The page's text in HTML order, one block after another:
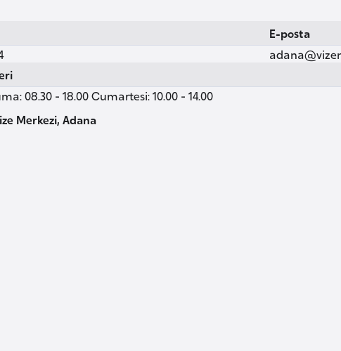
E-posta
08.30 - 18.00 Cumartesi: 10.00 - 14.00
Merkezi, Adana